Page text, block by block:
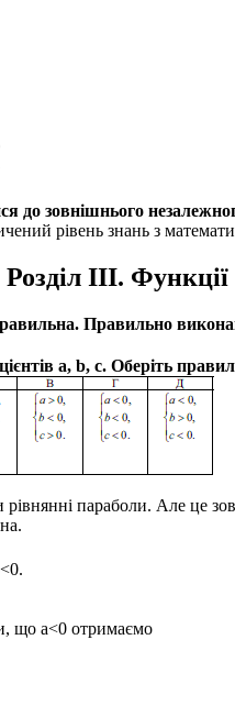
до зовнішнього
рівень знань з
Розділ III. Функції
Правильно
а, b, с. Оберіть
параболи. Але це
що a<0 отримаємо